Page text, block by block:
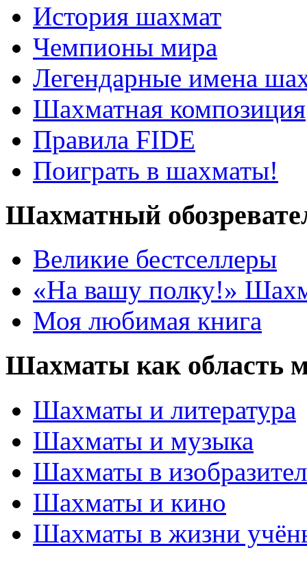
История шахмат
Чемпионы мира
Легендарные имена
Шахматная композиция
Правила FIDE
Поиграть в шахматы!
Шахматный
Великие бестселлеры
«На вашу полку!»
Моя любимая книга
Шахматы как область
Шахматы и литература
Шахматы и музыка
Шахматы в
Шахматы и кино
Шахматы в жизни